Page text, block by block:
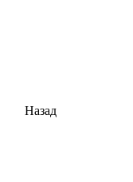
Назад